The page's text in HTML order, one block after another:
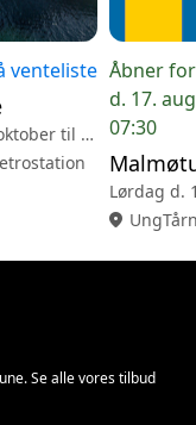
venteliste
Fredag d. 2. oktober til Søndag d. 4. oktober
Åbner
d. 17.
07:30
location_on
Se alle vores tilbud